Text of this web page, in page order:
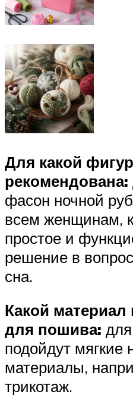
Для какой
рекомендована:
фасон ночной
всем женщинам,
простое и
решение в
сна.
Какой материал
для пошива:
подойдут мягкие
материалы,
трикотаж.